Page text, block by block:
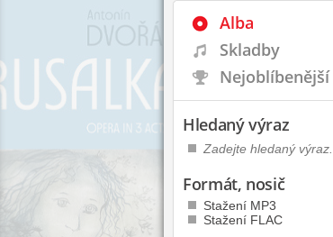
Alba
Skladby
Nejoblíbenější
Hledaný výraz
Formát, nosič
Stažení MP3
Stažení FLAC